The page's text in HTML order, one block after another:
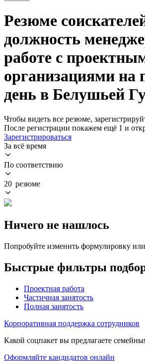
Резюме
должность
работе с
организациями на
день в Белушьей
Чтобы видеть все резюме,
После регистрации покажем ещё 1 и
Зарегистрироваться
За всё время
По соответствию
20 резюме
Ничего не нашлось
Попробуйте изменить формулировку
Быстрые фильтры
Проектная работа
Частичная занятость
Полная занятость
Корпоративная поддержка сотрудников
Какой соцпакет вы предлагаете
Оформляйте кандидатов онлайн